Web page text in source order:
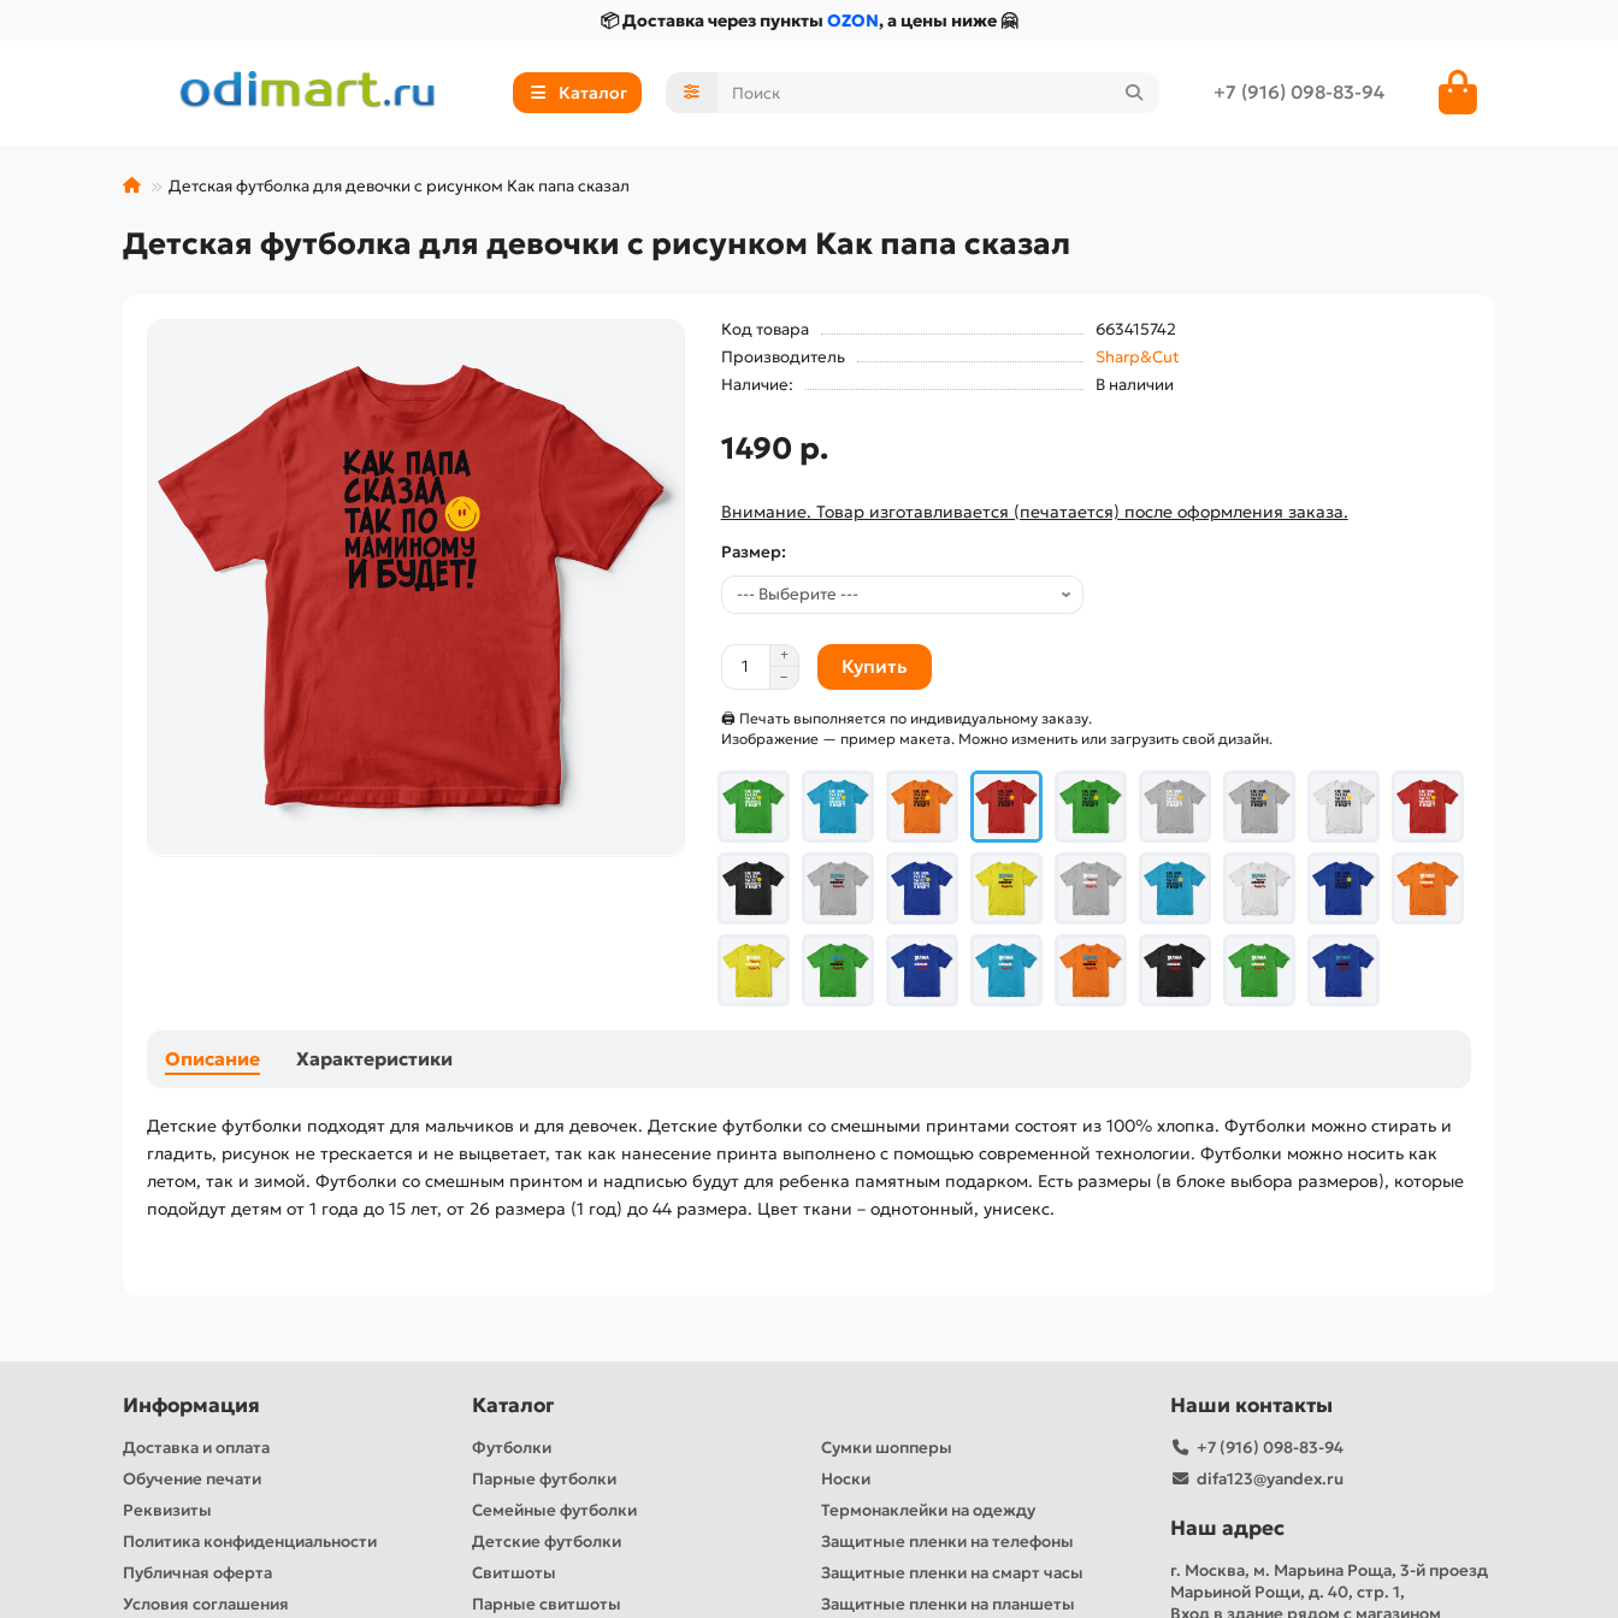
📦 Доставка через пункты OZON, а цены ниже 🤗
Каталог +7 (916) 098-83-94
Детская футболка для девочки с рисунком Как папа сказал
Детская футболка для девочки с рисунком Как папа сказал
Код товара
663415742
Производитель
Sharp&Cut
Наличие:
В наличии
1490 р.
Внимание. Товар изготавливается (печатается) после оформления заказа.
Размер:
Купить
🖨 Печать выполняется по индивидуальному заказу.
Изображение — пример макета. Можно изменить или загрузить свой дизайн.
Описание Характеристики
Детские футболки подходят для мальчиков и для девочек. Детские футболки со смешными принтами состоят из 100% хлопка. Футболки можно стирать и
гладить, рисунок не трескается и не выцветает, так как нанесение принта выполнено с помощью современной технологии. Футболки можно носить как
летом, так и зимой. Футболки со смешным принтом и надписью будут для ребенка памятным подарком. Есть размеры (в блоке выбора размеров), которые
подойдут детям от 1 года до 15 лет, от 26 размера (1 год) до 44 размера. Цвет ткани – однотонный, унисекс.
Информация
Доставка и оплата
Обучение печати
Реквизиты
Политика конфиденциальности
Публичная оферта
Условия соглашения
Каталог
Футболки
Парные футболки
Семейные футболки
Детские футболки
Свитшоты
Парные свитшоты
Сумки шопперы
Носки
Термонаклейки на одежду
Защитные пленки на телефоны
Защитные пленки на смарт часы
Защитные пленки на планшеты
Наши контакты
+7 (916) 098-83-94
difa123@yandex.ru
Наш адрес
г. Москва, м. Марьина Роща, 3-й проезд
Марьиной Рощи, д. 40, стр. 1,
Вход в здание рядом с магазином